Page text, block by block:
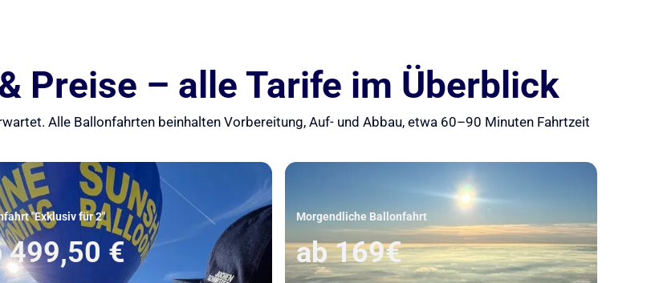
Preise – alle Tarife im Überblick
Alle Ballonfahrten beinhalten Vorbereitung, Auf- und Abbau, etwa 60–90 Minuten Fahrtzeit
Beststeller
"Exklusiv für 2"
499,50 €
Morgendliche Ballonfahrt
ab 169€